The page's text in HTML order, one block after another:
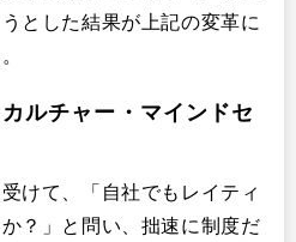
とした結果が上記の変革に
ルチャー・マインドセ
けて、「自社でもレイティ
？」と問い、拙速に制度だ